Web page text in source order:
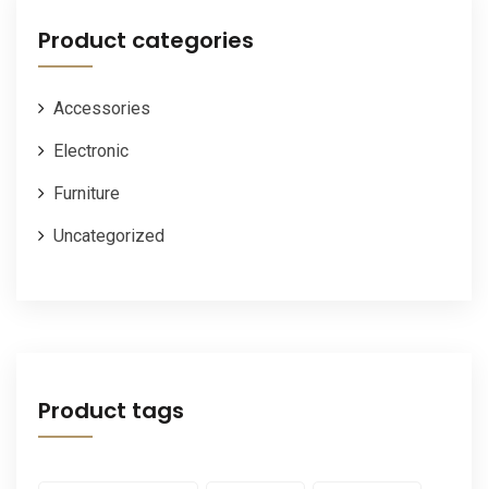
Product categories
Accessories
Electronic
Furniture
Uncategorized
Product tags